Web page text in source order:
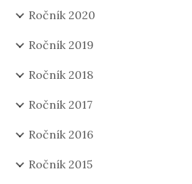
Ročník 2020
Ročník 2019
Ročník 2018
Ročník 2017
Ročník 2016
Ročník 2015